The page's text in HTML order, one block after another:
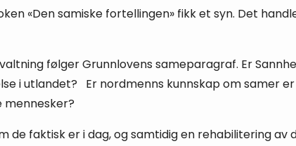
«Den samiske fortellingen» fikk et syn. Det
følger Grunnlovens sameparagraf. Er
i utlandet? Er nordmenns kunnskap om samer
faktisk er i dag, og samtidig en rehabilitering av